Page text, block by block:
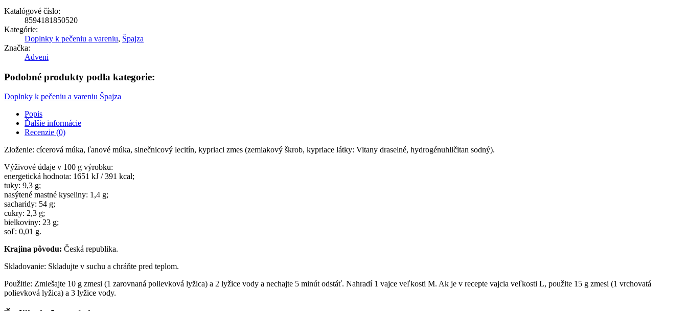
Katalógové číslo:
8594181850520
Kategórie:
Doplnky k pečeniu a vareniu, Špajza
Značka:
Adveni
Podobné produkty podla kategorie:
Doplnky k pečeniu a vareniu Špajza
Popis
Ďalšie informácie
Recenzie (0)
Zloženie: cícerová múka, ľanové múka, slnečnicový lecitín, kypriaci zmes (zemiakový škrob, kypriace látky: Vitany draselné, hydrogénuhličitan sodný).
Výživové údaje v 100 g výrobku:
energetická hodnota: 1651 kJ / 391 kcal;
tuky: 9,3 g;
nasýtené mastné kyseliny: 1,4 g;
sacharidy: 54 g;
cukry: 2,3 g;
bielkoviny: 23 g;
soľ: 0,01 g.
Krajina pôvodu: Česká republika.
Skladovanie: Skladujte v suchu a chráňte pred teplom.
Použitie: Zmiešajte 10 g zmesi (1 zarovnaná polievková lyžica) a 2 lyžice vody a nechajte 5 minút odstáť. Nahradí 1 vajce veľkosti M. Ak je v recepte vajcia veľkosti L, použite 15 g zmesi (1 vrchovatá
polievková lyžica) a 3 lyžice vody.